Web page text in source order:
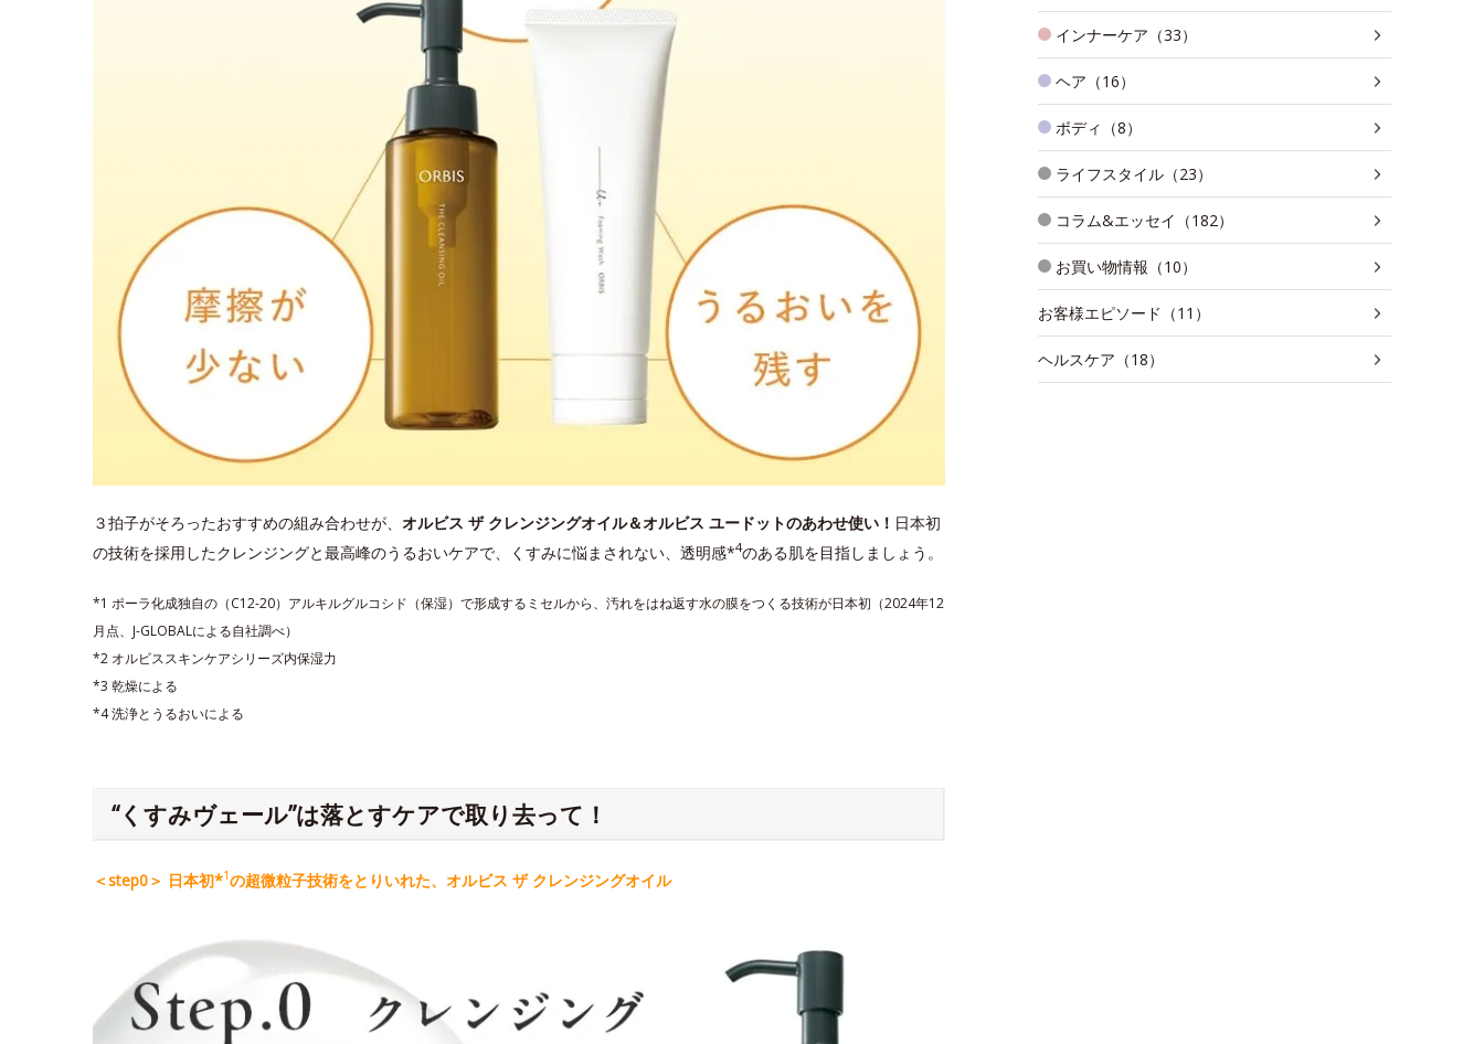
３拍子がそろったおすすめの組み合わせが、 オルビス ザ クレンジングオイル＆オルビス ユードットのあわせ使い！ 日本初
の技術を採用したクレンジングと最高峰のうるおいケアで、くすみに悩まされない、透明感*4のある肌を目指しましょう。
*1 ポーラ化成独自の（C12-20）アルキルグルコシド（保湿）で形成するミセルから、汚れをはね返す水の膜をつくる技術が日本初（2024年12
月点、J-GLOBALによる自社調べ）
*2 オルビススキンケアシリーズ内保湿力
*3 乾燥による
*4 洗浄とうるおいによる
“くすみヴェール”は落とすケアで取り去って！
＜step0＞ 日本初*1の超微粒子技術をとりいれた、オルビス ザ クレンジングオイル
インナーケア（33）
ヘア（16）
ボディ（8）
ライフスタイル（23）
コラム&エッセイ（182）
お買い物情報（10）
お客様エピソード（11）
ヘルスケア（18）